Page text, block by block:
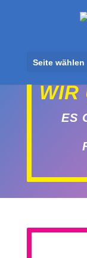
Seite wählen
WIR
ES